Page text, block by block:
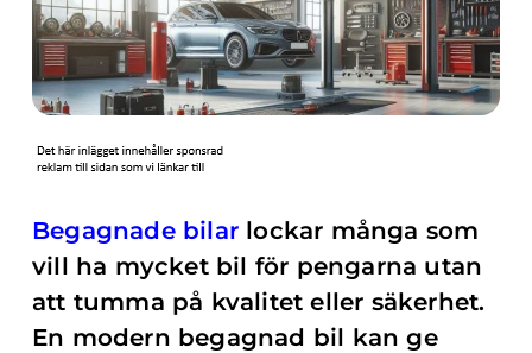
Begagnade bilar lockar många som
vill ha mycket bil för pengarna utan
att tumma på kvalitet eller säkerhet.
En modern begagnad bil kan ge